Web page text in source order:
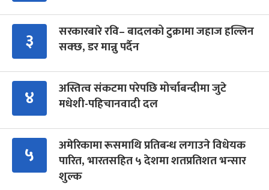
३
सरकारबारे रवि– बादलको टुक्रामा जहाज हल्लिन
सक्छ, डर मान्नु पर्दैन
४
अस्तित्व संकटमा परेपछि मोर्चाबन्दीमा जुटे
मधेशी-पहिचानवादी दल
५
अमेरिकामा रूसमाथि प्रतिबन्ध लगाउने विधेयक
पारित, भारतसहित ५ देशमा शतप्रतिशत भन्सार
शुल्क